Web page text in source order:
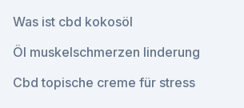
Was ist cbd kokosöl
Öl muskelschmerzen linderung
Cbd topische creme für stress